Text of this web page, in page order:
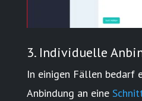
3. Individuelle
In einigen Fällen bedarf
Anbindung an eine